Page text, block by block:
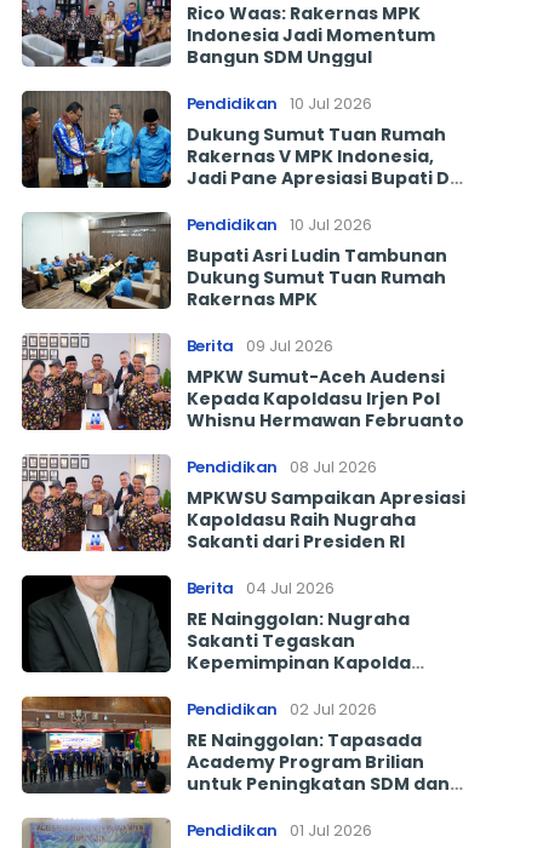
Rico Waas: Rakernas MPK
Indonesia Jadi Momentum
Bangun SDM Unggul
Pendidikan 10 Jul 2026
Dukung Sumut Tuan Rumah
Rakernas V MPK Indonesia,
Jadi Pane Apresiasi Bupati Deli
Pendidikan 10 Jul 2026
Bupati Asri Ludin Tambunan
Dukung Sumut Tuan Rumah
Rakernas MPK
Berita 09 Jul 2026
MPKW Sumut-Aceh Audensi
Kepada Kapoldasu Irjen Pol
Whisnu Hermawan Februanto
Pendidikan 08 Jul 2026
MPKWSU Sampaikan Apresiasi
Kapoldasu Raih Nugraha
Sakanti dari Presiden RI
Berita 04 Jul 2026
RE Nainggolan: Nugraha
Sakanti Tegaskan
Kepemimpinan Kapolda
dan Pelayanan
Pendidikan 02 Jul 2026
RE Nainggolan: Tapasada
Academy Program Brilian
untuk Peningkatan SDM dan
Pendidikan 01 Jul 2026